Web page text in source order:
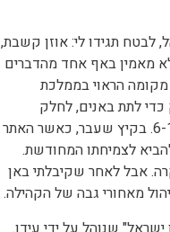
תגידו לי: אוזן קשבת,
לא מאמין באף אחד מהדברים
הראוי בממלכת
לתת באנים, לחלק
אזהרות, לאיים על גולשים ולנסות להכפיף את דעתו המשוגעת על גבי ילדים בגילאי 6-13. בקיץ שעבר, כאשר האתר
לצמיחתו המחודשת.
אבל לאחר שקיבלתי באן
מאחורי גבה של הקהילה.